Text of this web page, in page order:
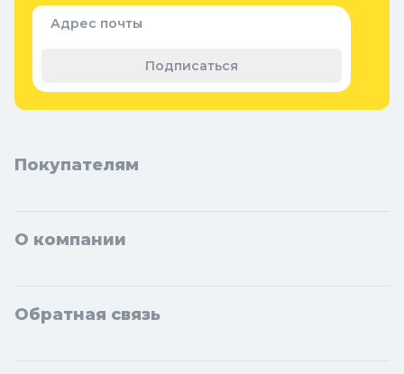
Семена и растения
Теплицы, парники и укрывной
Адрес почты
Подписаться
Покупателям
О компании
Обратная связь